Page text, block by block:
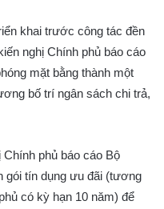
khai trước công tác đền
nghị Chính phủ báo cáo
mặt bằng thành một
bố trí ngân sách chi trả,
phủ báo cáo Bộ
gói tín dụng ưu đãi (tương
có kỳ hạn 10 năm) để